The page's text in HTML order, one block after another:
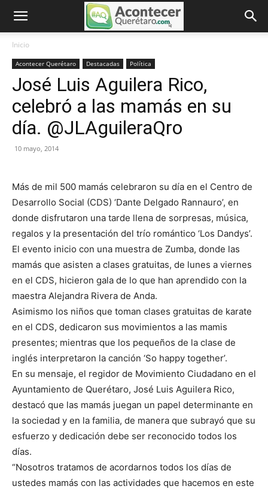
Inicio
Acontecer Querétaro Destacadas Política
José Luis Aguilera Rico,
celebró a las mamás en su
día. @JLAguileraQro
10 mayo, 2014
Más de mil 500 mamás celebraron su día en el Centro de
Desarrollo Social (CDS) ‘Dante Delgado Rannauro’, en
donde disfrutaron una tarde llena de sorpresas, música,
regalos y la presentación del trío romántico ‘Los Dandys’.
El evento inicio con una muestra de Zumba, donde las
mamás que asisten a clases gratuitas, de lunes a viernes
en el CDS, hicieron gala de lo que han aprendido con la
maestra Alejandra Rivera de Anda.
Asimismo los niños que toman clases gratuitas de karate
en el CDS, dedicaron sus movimientos a las mamis
presentes; mientras que los pequeños de la clase de
inglés interpretaron la canción ‘So happy together’.
En su mensaje, el regidor de Movimiento Ciudadano en el
Ayuntamiento de Querétaro, José Luis Aguilera Rico,
destacó que las mamás juegan un papel determinante en
la sociedad y en la familia, de manera que subrayó que su
esfuerzo y dedicación debe ser reconocido todos los
días.
“Nosotros tratamos de acordarnos todos los días de
ustedes mamás con las actividades que hacemos en este